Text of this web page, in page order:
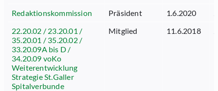
Redaktionskommission Präsident 1.6.2020
22.20.02 / 23.20.01 /
35.20.01 / 35.20.02 /
33.20.09A bis D /
34.20.09 voKo
Weiterentwicklung
Strategie St.Galler
Spitalverbunde
Mitglied 11.6.2018